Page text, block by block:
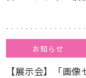
お知らせ
【展示会】「画